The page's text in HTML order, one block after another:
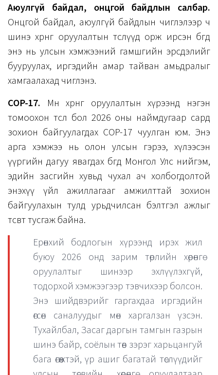
Аюулгүй байдал, онцгой байдлын салбар.
Онцгой байдал, аюулгүй байдлын чиглэлээр ч
шинэ хөрөнгө оруулалтын төслүүд орж ирсэн бөгөөд
энэ нь улсын хэмжээний гамшгийн эрсдэлийг
бууруулах, иргэдийн амар тайван амьдралыг
хамгаалахад чиглэнэ.
COP-17. Мөн хөрөнгө оруулалтын хүрээнд нэгэн
томоохон төсөл бол 2026 оны наймдугаар сард
зохион байгуулагдах COP-17 чуулган юм. Энэ
арга хэмжээ нь олон улсын гэрээ, хүлээсэн
үүргийн дагуу явагдах бөгөөд Монгол Улс нийгэм,
эдийн засгийн хувьд чухал ач холбогдолтой
энэхүү үйл ажиллагааг амжилттай зохион
байгуулахын тулд урьдчилсан бэлтгэл ажлыг
төсөвт тусгаж байна.
Ерөнхий бодлогын хүрээнд ирэх жил
буюу 2026 онд зарим төрлийн хөрөнгө
оруулалтыг шинээр эхлүүлэхгүй,
тодорхой хэмжээгээр тэвчихээр болсон.
Энэ шийдвэрийг гаргахдаа иргэдийн
өгсөн саналуудыг мөн харгалзан үзсэн.
Тухайлбал, Засаг даргын тамгын газрын
шинэ байр, соёлын төв зэрэг харьцангуй
бага өгөөжтэй, үр ашиг багатай төслүүдийг